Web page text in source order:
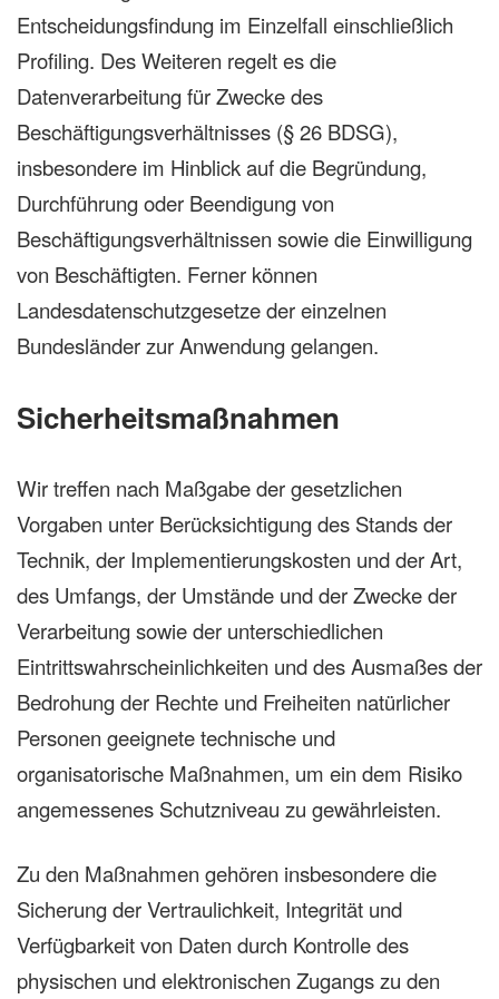
Entscheidungsfindung im Einzelfall einschließlich
Profiling. Des Weiteren regelt es die
Datenverarbeitung für Zwecke des
Beschäftigungsverhältnisses (§ 26 BDSG),
insbesondere im Hinblick auf die Begründung,
Durchführung oder Beendigung von
Beschäftigungsverhältnissen sowie die Einwilligung
von Beschäftigten. Ferner können
Landesdatenschutzgesetze der einzelnen
Bundesländer zur Anwendung gelangen.
Sicherheitsmaßnahmen
Wir treffen nach Maßgabe der gesetzlichen
Vorgaben unter Berücksichtigung des Stands der
Technik, der Implementierungskosten und der Art,
des Umfangs, der Umstände und der Zwecke der
Verarbeitung sowie der unterschiedlichen
Eintrittswahrscheinlichkeiten und des Ausmaßes der
Bedrohung der Rechte und Freiheiten natürlicher
Personen geeignete technische und
organisatorische Maßnahmen, um ein dem Risiko
angemessenes Schutzniveau zu gewährleisten.
Zu den Maßnahmen gehören insbesondere die
Sicherung der Vertraulichkeit, Integrität und
Verfügbarkeit von Daten durch Kontrolle des
physischen und elektronischen Zugangs zu den